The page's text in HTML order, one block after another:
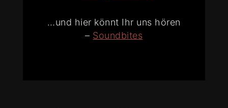
…und hier könnt Ihr uns hören
– Soundbites